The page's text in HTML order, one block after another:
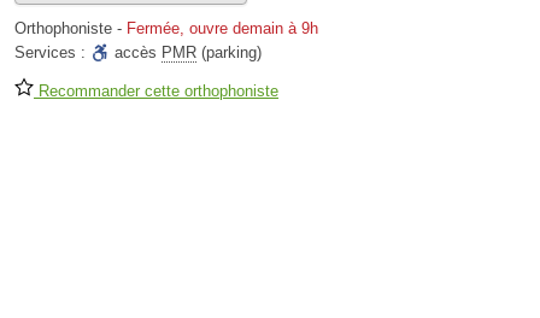
Orthophoniste - Fermée, ouvre demain à 9h
Services :
accès PMR (parking)
Recommander cette orthophoniste